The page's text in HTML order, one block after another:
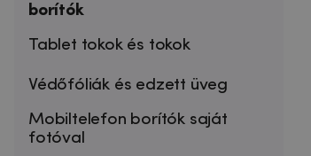
borítók
Tablet tokok és tokok
Védőfóliák és edzett üveg
Mobiltelefon borítók saját
fotóval